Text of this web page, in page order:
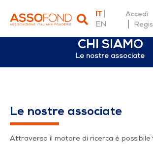
IT
EN
Accedi
CHI SIAMO
Le nostre associate
Le nostre associate
Attraverso il motore di ricerca è possibile